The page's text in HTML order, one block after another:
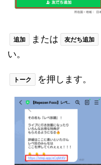
追加 または 友だち追加
い。
トーク を押します。